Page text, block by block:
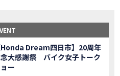
適！ADVが20台でツーリングしました｜Honda ADV160
！！
大切なツーリングでやらかしてしまった…
ぶっ通しで走った結果がヤバかった
Honda Dream四日市】20周年
大感謝祭 バイク女子トーク
ー